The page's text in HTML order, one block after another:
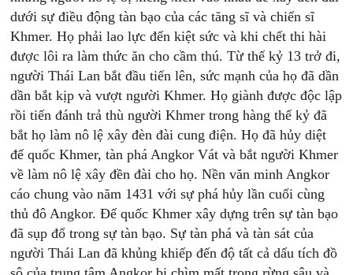
dưới sự điều động tàn bạo của các tăng sĩ và chiến sĩ
Khmer. Họ phải lao lực đến kiệt sức và khi chết thi hài
được lôi ra làm thức ăn cho cầm thú. Từ thế kỷ 13 trở đi,
người Thái Lan bắt đầu tiến lên, sức mạnh của họ đã dần
dần bắt kịp và vượt người Khmer. Họ giành được độc lập
rồi tiến đánh trả thù người Khmer trong hàng thế kỷ đã
bắt họ làm nô lệ xây đèn đài cung điện. Họ đã hủy diệt
đế quốc Khmer, tàn phá Angkor Vát và bắt người Khmer
về làm nô lệ xây đền đài cho họ. Nền văn minh Angkor
cáo chung vào năm 1431 với sự phá hủy lần cuối cùng
thủ đô Angkor. Đế quốc Khmer xây dựng trên sự tàn bạo
đã sụp đổ trong sự tàn bạo. Sự tàn phá và tàn sát của
người Thái Lan đã khủng khiếp đến độ tất cả dấu tích đồ